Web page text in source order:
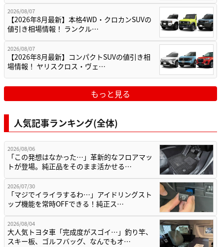
2026/08/07
【2026年8月最新】本格4WD・クロカンSUVの
値引き相場情報！ ランクル…
2026/08/07
【2026年8月最新】コンパクトSUVの値引き相
場情報！ ヤリスクロス・ヴェ…
もっと見る
人気記事ランキング(全体)
2026/08/06
「この発想はなかった…」革新的なフロアマッ
トが登場。純正品をそのまま活かせる…
2026/07/30
「マジでイライラするわ…」アイドリングスト
ップ機能を常時OFFできる！純正ス…
2026/08/04
大人気トヨタ車「完成度がスゴイ…」釣り竿、
スキー板、ゴルフバッグ、なんでもオ…